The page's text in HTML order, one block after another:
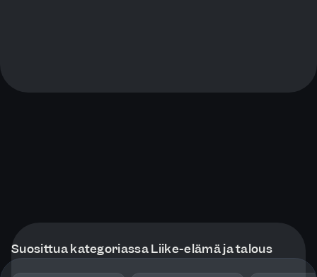
Suosittua kategoriassa Liike-elämä ja talous